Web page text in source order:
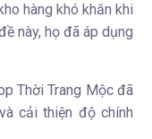
hàng khó khăn khi
này, họ đã áp dụng
Thời Trang Mộc đã
cải thiện độ chính